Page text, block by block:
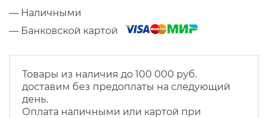
— Наличными
— Банковской картой
Товары из наличия до 100 000 руб.
доставим без предоплаты на следующий
день.
Оплата наличными или картой при